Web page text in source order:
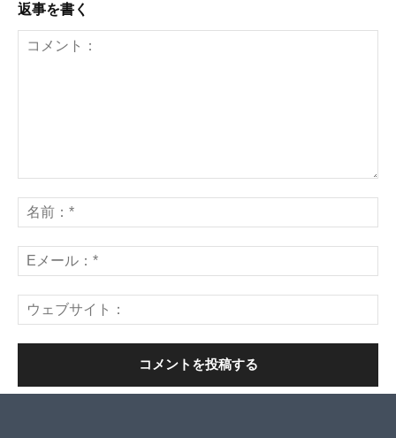
返事を書く